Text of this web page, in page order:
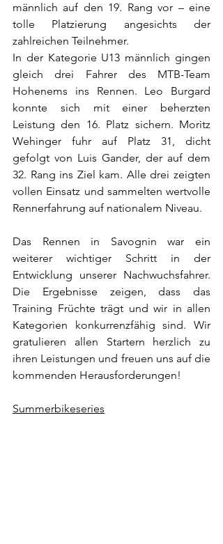
männlich auf den 19. Rang vor – eine
tolle Platzierung angesichts der
zahlreichen Teilnehmer.
In der Kategorie U13 männlich gingen
gleich drei Fahrer des MTB-Team
Hohenems ins Rennen. Leo Burgard
konnte sich mit einer beherzten
Leistung den 16. Platz sichern. Moritz
Wehinger fuhr auf Platz 31, dicht
gefolgt von Luis Gander, der auf dem
32. Rang ins Ziel kam. Alle drei zeigten
vollen Einsatz und sammelten wertvolle
Rennerfahrung auf nationalem Niveau.
Das Rennen in Savognin war ein
weiterer wichtiger Schritt in der
Entwicklung unserer Nachwuchsfahrer.
Die Ergebnisse zeigen, dass das
Training Früchte trägt und wir in allen
Kategorien konkurrenzfähig sind. Wir
gratulieren allen Startern herzlich zu
ihren Leistungen und freuen uns auf die
kommenden Herausforderungen!
Summerbikeseries